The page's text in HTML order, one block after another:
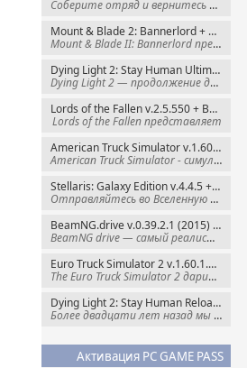
Соберите отряд и вернитесь в Забытые
Mount & Blade 2: Bannerlord + War Sails v.1.4.7.117484 (2025) GOG
Mount & Blade II: Bannerlord представляет
Dying Light 2: Stay Human Ultimate Edition v.1.29.0 + Все DLC (2022) Пиратка
Dying Light 2 — продолжение динамичного
Lords of the Fallen v.2.5.550 + Все DLC (2023) Пиратка
Lords of the Fallen представляет
American Truck Simulator v.1.60.1.8s + Все DLC (2016) Пиратка
American Truck Simulator - симулятор
Stellaris: Galaxy Edition v.4.4.5 + Все DLC (2016) Пиратка
Отправляйтесь во Вселенную полную чудес и
BeamNG.drive v.0.39.2.1 (2015) RePack
BeamNG drive — самый реалистичный
Euro Truck Simulator 2 v.1.60.1.7s + Все DLC (2012) Пиратка
The Euro Truck Simulator 2 дарит вам опыт
Dying Light 2: Stay Human Reloaded Edition v.1.28.3 + Все DLC (2022) RePack
Более двадцати лет назад мы пытались
Активация PC GAME PASS